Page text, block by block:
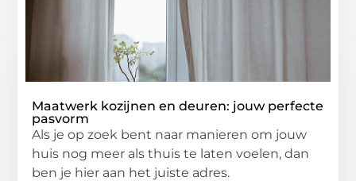
Maatwerk kozijnen en deuren: jouw perfecte
pasvorm
Als je op zoek bent naar manieren om jouw
huis nog meer als thuis te laten voelen, dan
ben je hier aan het juiste adres.